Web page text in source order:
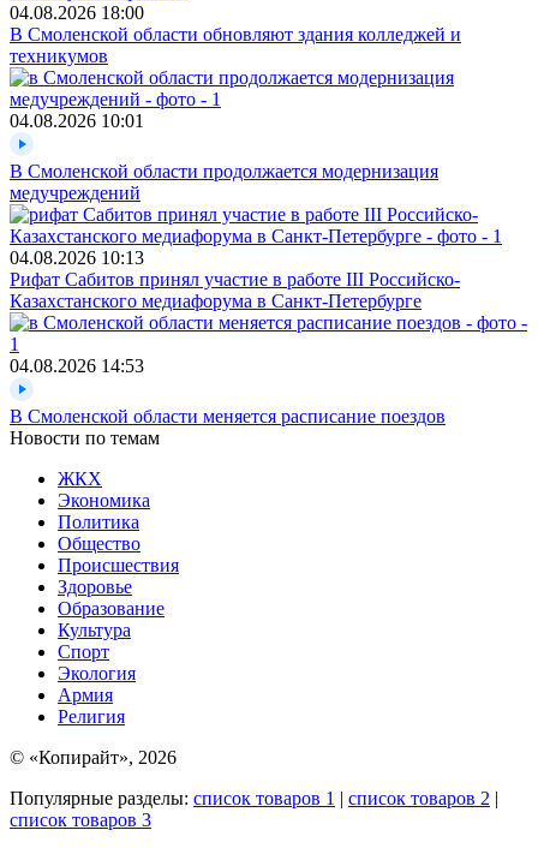
04.08.2026 18:00
В Смоленской области обновляют здания колледжей и
техникумов
04.08.2026 10:01
В Смоленской области продолжается модернизация
медучреждений
04.08.2026 10:13
Рифат Сабитов принял участие в работе III Российско-
Казахстанского медиафорума в Санкт-Петербурге
04.08.2026 14:53
В Смоленской области меняется расписание поездов
Новости по темам
ЖКХ
Экономика
Политика
Общество
Происшествия
Здоровье
Образование
Культура
Спорт
Экология
Армия
Религия
© «Копирайт», 2026
Популярные разделы: список товаров 1 | список товаров 2 |
список товаров 3